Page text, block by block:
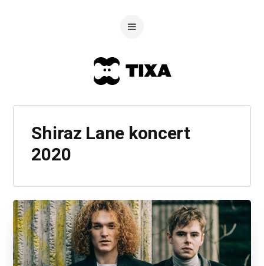
Shiraz Lane koncert
2020